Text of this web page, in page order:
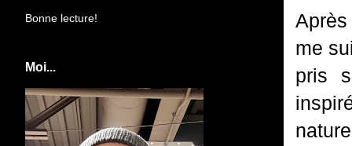
me
pris
Bonne lecture!
Moi...